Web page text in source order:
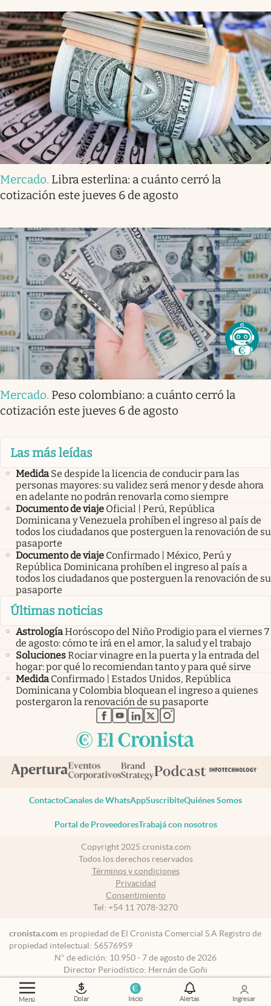
Menú Dolar Inicio Alertas Ingresar
Mercado. Libra esterlina: a cuánto cerró la
cotización este jueves 6 de agosto
Mercado. Peso colombiano: a cuánto cerró la
cotización este jueves 6 de agosto
Las más leídas
Medida Se despide la licencia de conducir para las
personas mayores: su validez será menor y desde ahora
en adelante no podrán renovarla como siempre
Documento de viaje Oficial | Perú, República
Dominicana y Venezuela prohíben el ingreso al país de
todos los ciudadanos que posterguen la renovación de su
pasaporte
Documento de viaje Confirmado | México, Perú y
República Dominicana prohíben el ingreso al país a
todos los ciudadanos que posterguen la renovación de su
pasaporte
Últimas noticias
AstrologíaHoróscopo del Niño Prodigio para el viernes 7
de agosto: cómo te irá en el amor, la salud y el trabajo
SolucionesRociar vinagre en la puerta y la entrada del
hogar: por qué lo recomiendan tanto y para qué sirve
Medida Confirmado | Estados Unidos, República
Dominicana y Colombia bloquean el ingreso a quienes
postergaron la renovación de su pasaporte
abre en nueva pestaña
abre en nueva pestaña
abre en nueva pestaña
abre en nueva pestaña
abre en nueva pestaña
ContactoCanales de WhatsAppSuscribiteQuiénes Somos
Portal de ProveedoresTrabajá con nosotros
Copyright 2025 cronista.com
Todos los derechos reservados
Términos y condiciones
Privacidad
Consentimiento
Tel: +54 11 7078-3270
cronista.com es propiedad de El Cronista Comercial S.A Registro de
propiedad intelectual: 56576959
N° de edición: 10.950 - 7 de agosto de 2026
Director Periodístico: Hernán de Goñi